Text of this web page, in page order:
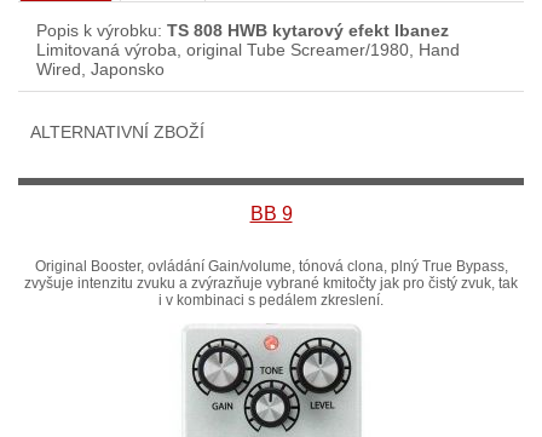
Popis k výrobku: TS 808 HWB kytarový efekt Ibanez
Limitovaná výroba, original Tube Screamer/1980, Hand
Wired, Japonsko
ALTERNATIVNÍ ZBOŽÍ
BB 9
Original Booster, ovládání Gain/volume, tónová clona, plný True Bypass,
zvyšuje intenzitu zvuku a zvýrazňuje vybrané kmitočty jak pro čistý zvuk, tak
i v kombinaci s pedálem zkreslení.